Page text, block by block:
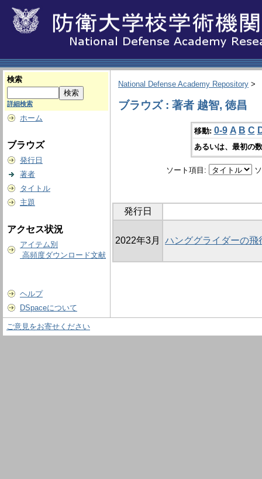
検索
詳細検索
ホーム
ブラウズ
発行日
著者
タイトル
主題
アクセス状況
アイテム別
高頻度ダウンロード文献
ヘルプ
DSpaceについて
National Defense Academy Repository >
ブラウズ : 著者 越智, 徳昌
移動: 0-9 A B C
あるいは、最初の
ソート項目:
発行日
2022年3月 ハンググライダーの
ご意見をお寄せください